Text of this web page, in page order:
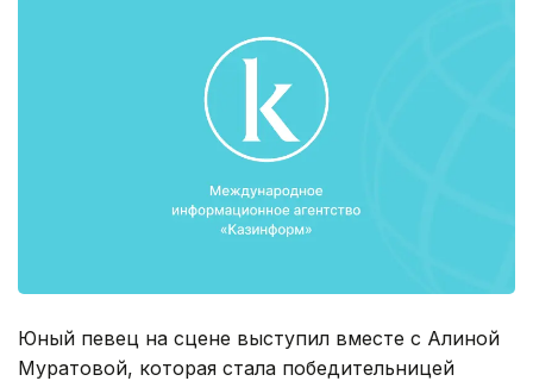
Юный певец на сцене выступил вместе с Алиной
Муратовой, которая стала победительницей